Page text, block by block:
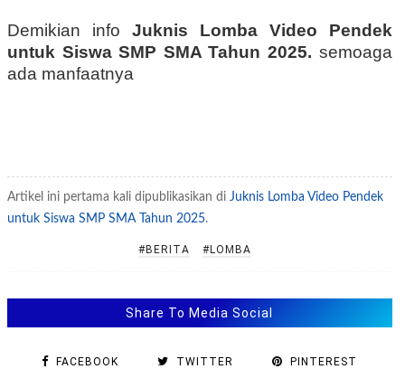
Demikian info
Juknis Lomba Video Pendek
untuk Siswa SMP SMA Tahun 2025. semoaga
ada manfaatnya
Artikel ini pertama kali dipublikasikan di Juknis Lomba Video Pendek
untuk Siswa SMP SMA Tahun 2025.
#BERITA #LOMBA
Share To Media Social
FACEBOOK TWITTER PINTEREST